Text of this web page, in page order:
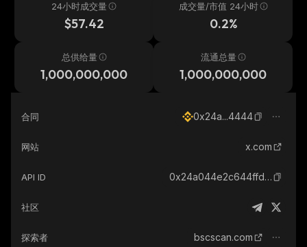
24小时成交量
$57.42
成交量/市值 24小时
0.2%
总供给量
1,000,000,000
流通总量
1,000,000,000
合同 0x24a...4444
网站 x.com
API ID 0x24a044e2c644ffdfe7b05e34d4716076b5a64444_binance_smart
社区
探索者 bscscan.com